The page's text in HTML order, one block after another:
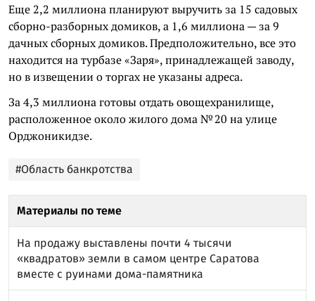
Еще 2,2 миллиона планируют выручить за 15 садовых
сборно-разборных домиков, а 1,6 миллиона — за 9
дачных сборных домиков. Предположительно, все это
находится на турбазе «Заря», принадлежащей заводу,
но в извещении о торгах не указаны адреса.
За 4,3 миллиона готовы отдать овощехранилище,
расположенное около жилого дома № 20 на улице
Орджоникидзе.
#Область банкротства
Материалы по теме
На продажу выставлены почти 4 тысячи
«квадратов» земли в самом центре Саратова
вместе с руинами дома-памятника